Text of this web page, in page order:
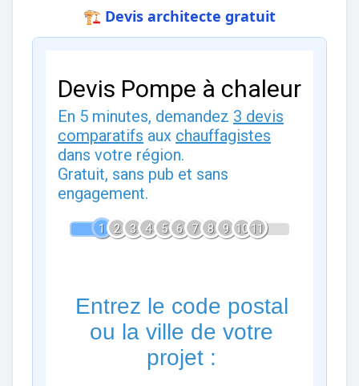
🏗️ Devis architecte gratuit
Devis Pompe à chaleur
En 5 minutes, demandez 3 devis
comparatifs aux chauffagistes
dans votre région.
Gratuit, sans pub et sans
engagement.
1 2 3 4 5 6 7 8 9 10 11
Entrez le code postal
ou la ville de votre
projet :